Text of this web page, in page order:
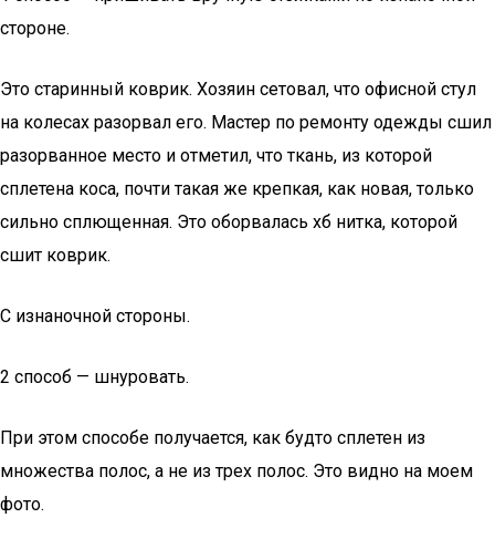
стороне.
Это старинный коврик. Хозяин сетовал, что офисной стул
на колесах разорвал его. Мастер по ремонту одежды сшил
разорванное место и отметил, что ткань, из которой
сплетена коса, почти такая же крепкая, как новая, только
сильно сплющенная. Это оборвалась хб нитка, которой
сшит коврик.
С изнаночной стороны.
2 способ — шнуровать.
При этом способе получается, как будто сплетен из
множества полос, а не из трех полос. Это видно на моем
фото.